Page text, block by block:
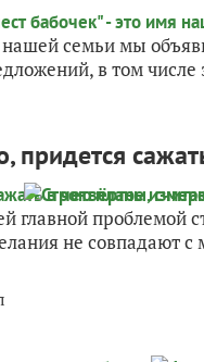
семьи мы
в том
главной проблемой
не совпадают